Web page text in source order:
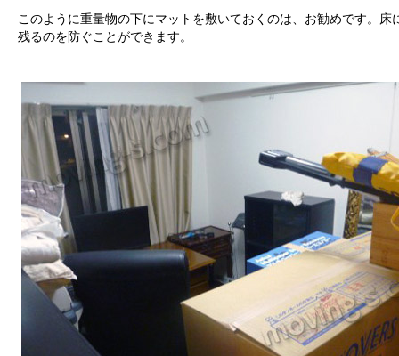
このように重量物の下にマットを敷いておくのは、お勧めです。床
残るのを防ぐことができます。